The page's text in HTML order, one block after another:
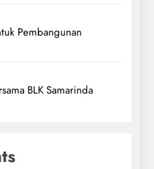
Pembangunan
BLK Samarinda